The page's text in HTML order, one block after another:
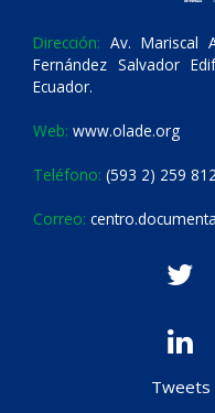
Dirección: Av. Mariscal
Fernández Salvador
Ecuador.
Web: www.olade.org
Teléfono: (593 2) 259
Correo:
Tweets